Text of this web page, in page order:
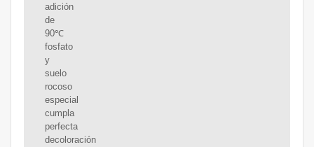
adición
de
90℃
fosfato
y
suelo
rocoso
especial
cumpla
perfecta
decoloración